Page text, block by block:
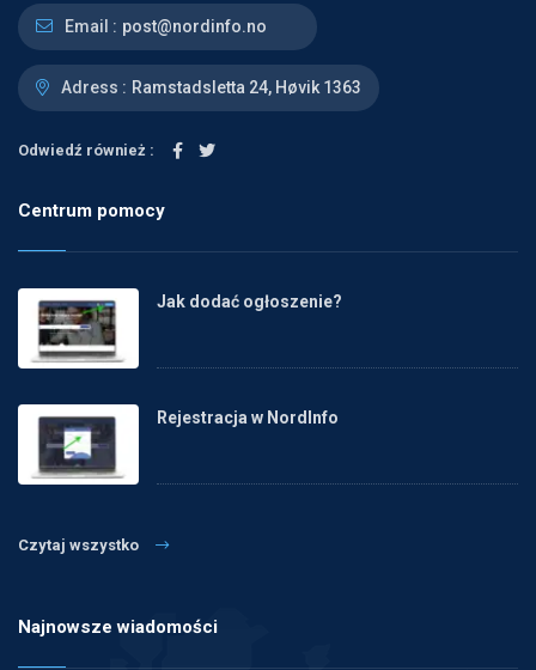
Email : post@nordinfo.no
Adress : Ramstadsletta 24, Høvik 1363
Odwiedź również :
Centrum pomocy
Jak dodać ogłoszenie?
Rejestracja w NordInfo
Czytaj wszystko
Najnowsze wiadomości